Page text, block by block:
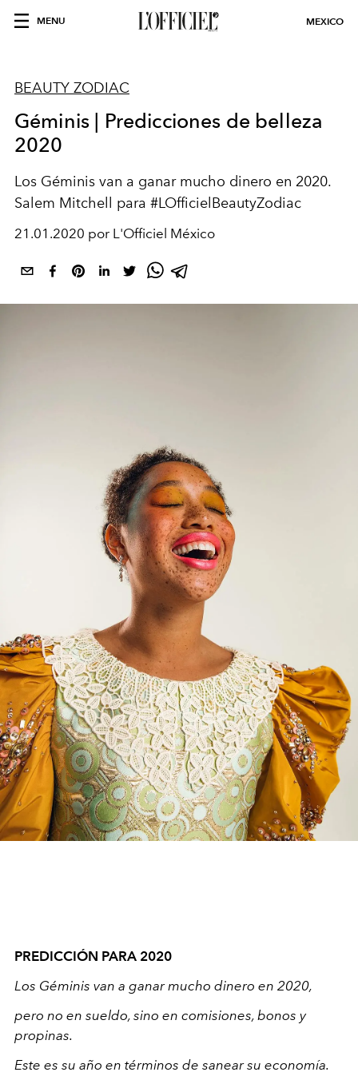
MENU MEXICO
BEAUTY ZODIAC
Géminis | Predicciones de belleza
2020
Los Géminis van a ganar mucho dinero en 2020.
Salem Mitchell para #LOfficielBeautyZodiac
21.01.2020 por L'Officiel México
PREDICCIÓN PARA 2020
Los Géminis van a ganar mucho dinero en 2020,
pero no en sueldo, sino en comisiones, bonos y
propinas.
Este es su año en términos de sanear su economía.